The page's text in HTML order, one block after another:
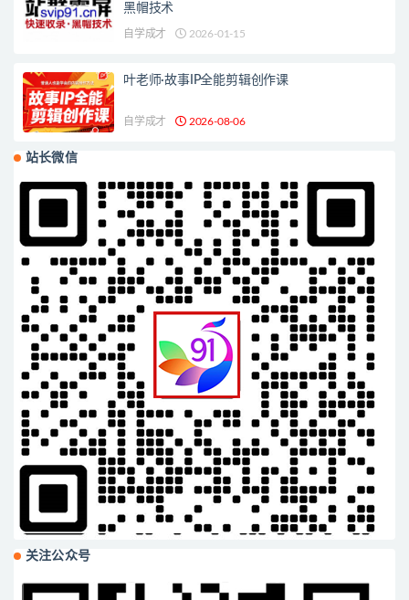
黑帽技术
自学成才 2026-01-15
叶老师·故事IP全能剪辑创作课
自学成才 2026-08-06
站长微信
关注公众号